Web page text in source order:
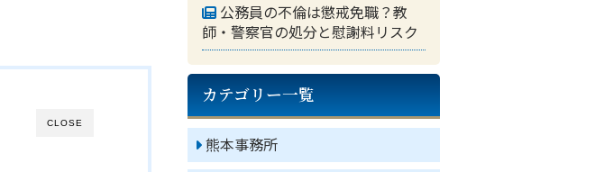
CLOSE
公務員の不倫は懲戒免職？教
師・警察官の処分と慰謝料リスク
カテゴリー一覧
熊本事務所